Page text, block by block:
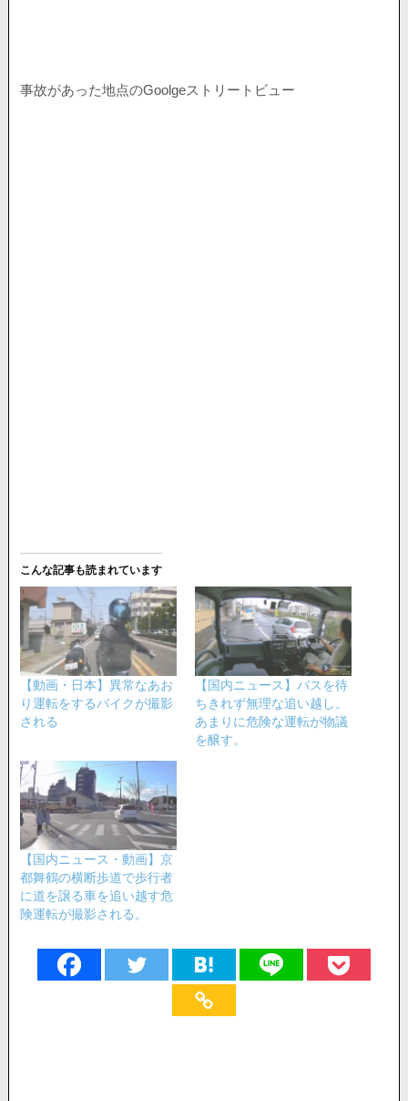
事故があった地点のGoolgeストリートビュー
こんな記事も読まれています
【動画・日本】異常なあお
り運転をするバイクが撮影
される
【国内ニュース】バスを待
ちきれず無理な追い越し。
あまりに危険な運転が物議
を醸す。
【国内ニュース・動画】京
都舞鶴の横断歩道で歩行者
に道を譲る車を追い越す危
険運転が撮影される。